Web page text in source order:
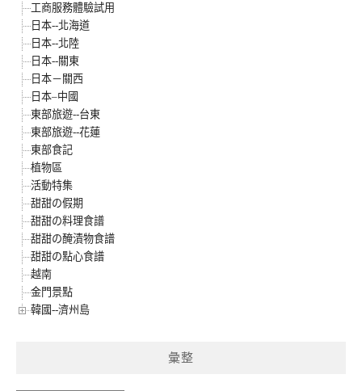
工商服務體驗試用
日本--北海道
日本--北陸
日本--關東
日本－關西
日本–中國
東部旅遊--台東
東部旅遊--花蓮
東部食記
植物區
活動特集
甜甜の假期
甜甜の料理食譜
甜甜の醃漬物食譜
甜甜の點心食譜
越南
金門景點
韓國--濟州島
彙整